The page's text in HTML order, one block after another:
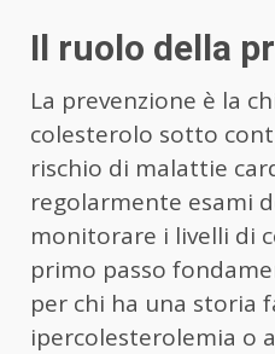
Il ruolo della
La prevenzione è la
colesterolo sotto
rischio di malattie
regolarmente esami
monitorare i livelli di
primo passo
per chi ha una storia
ipercolesterolemia o